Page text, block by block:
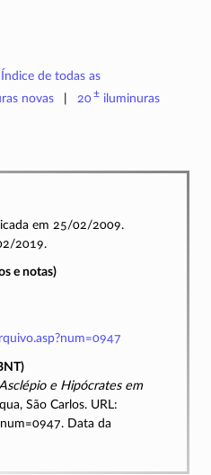
Índice de todas as
novas 20±iluminuras
em 25/02/2009.
2019.
e notas)
Asclépio e Hipócrates em
São Carlos. URL:
Data da